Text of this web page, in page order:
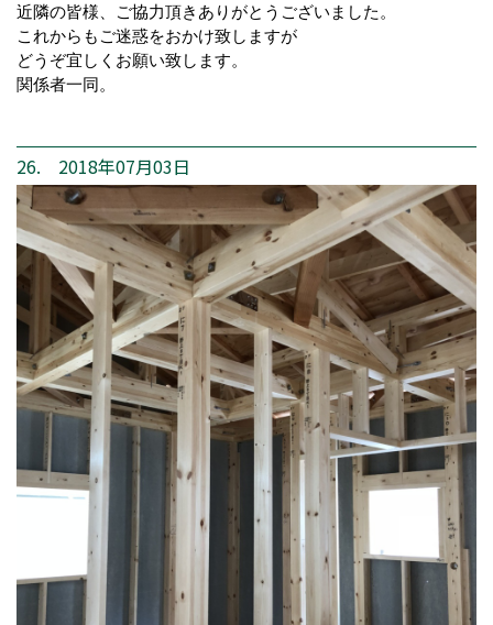
近隣の皆様、ご協力頂きありがとうございました。
これからもご迷惑をおかけ致しますが
どうぞ宜しくお願い致します。
関係者一同。
26. 2018年07月03日